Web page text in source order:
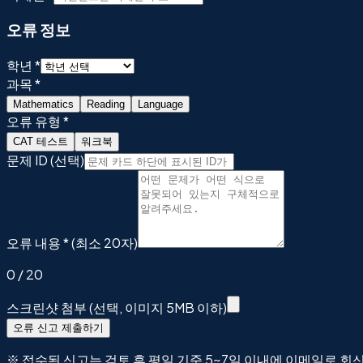
오류 정보
학년 *
과목 *
Mathematics Reading Language
오류 유형 *
CAT 테스트 워크북
문제 ID (선택)
오류 내용 * (최소 20자)
0 / 20
스크린샷 첨부 (선택, 이미지 5MB 이하)
오류 신고 제출하기
※ 접수된 신고는 검토 후 평일 기준 5~7일 이내에 이메일로 회